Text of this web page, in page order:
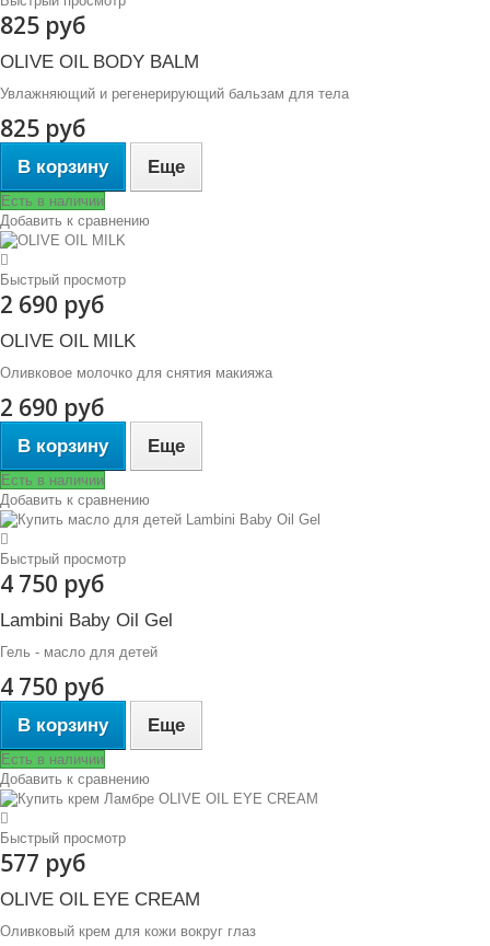
825 руб
OLIVE OIL BODY BALM
Увлажняющий и регенерирующий бальзам для тела
825 руб
В корзину Еще
Есть в наличии
Добавить к сравнению
Быстрый просмотр
2 690 руб
OLIVE OIL MILK
Оливковое молочко для снятия макияжа
2 690 руб
В корзину Еще
Есть в наличии
Добавить к сравнению
Быстрый просмотр
4 750 руб
Lambini Baby Oil Gel
Гель - масло для детей
4 750 руб
В корзину Еще
Есть в наличии
Добавить к сравнению
Быстрый просмотр
577 руб
OLIVE OIL EYE CREAM
Оливковый крем для кожи вокруг глаз